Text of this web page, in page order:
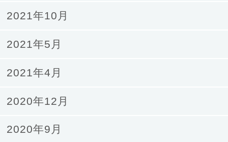
2021年10月
2021年5月
2021年4月
2020年12月
2020年9月